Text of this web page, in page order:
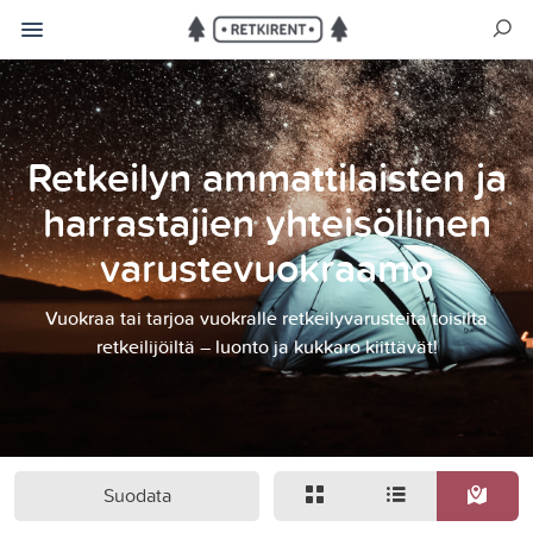
Retkeilyn ammattilaisten ja
harrastajien yhteisöllinen
varustevuokraamo
Vuokraa tai tarjoa vuokralle retkeilyvarusteita toisilta
retkeilijöiltä – luonto ja kukkaro kiittävät!
Suodata